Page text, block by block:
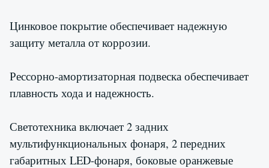
Цинковое покрытие обеспечивает надежную
защиту металла от коррозии.
Рессорно-амортизаторная подвеска обеспечивает
плавность хода и надежность.
Светотехника включает 2 задних
мультифункциональных фонаря, 2 передних
габаритных LED-фонаря, боковые оранжевые